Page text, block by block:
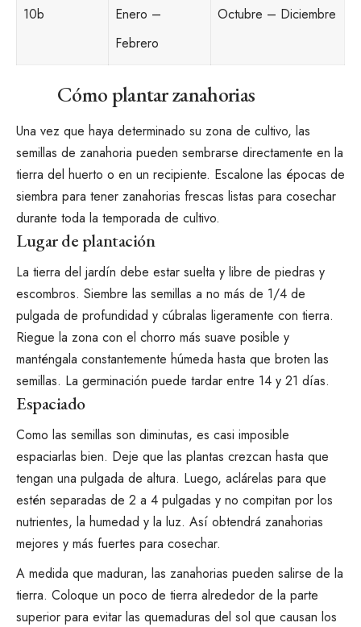
10b
Enero –
Febrero
Octubre – Diciembre
Cómo plantar zanahorias
Una vez que haya determinado su zona de cultivo, las
semillas de zanahoria pueden sembrarse directamente en la
tierra del huerto o en un recipiente. Escalone las épocas de
siembra para tener zanahorias frescas listas para cosechar
durante toda la temporada de cultivo.
Lugar de plantación
La tierra del jardín debe estar suelta y libre de piedras y
escombros. Siembre las semillas a no más de 1/4 de
pulgada de profundidad y cúbralas ligeramente con tierra.
Riegue la zona con el chorro más suave posible y
manténgala constantemente húmeda hasta que broten las
semillas. La germinación puede tardar entre 14 y 21 días.
Espaciado
Como las semillas son diminutas, es casi imposible
espaciarlas bien. Deje que las plantas crezcan hasta que
tengan una pulgada de altura. Luego, aclárelas para que
estén separadas de 2 a 4 pulgadas y no compitan por los
nutrientes, la humedad y la luz. Así obtendrá zanahorias
mejores y más fuertes para cosechar.
A medida que maduran, las zanahorias pueden salirse de la
tierra. Coloque un poco de tierra alrededor de la parte
superior para evitar las quemaduras del sol que causan los